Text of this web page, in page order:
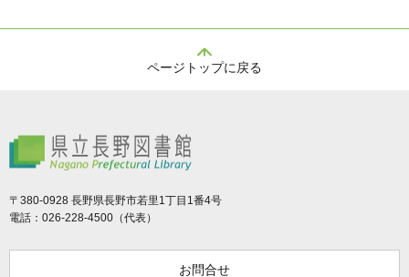
ページトップに戻る
県立長野図書館
〒380-0928 長野県長野市若里1丁目1番4号
電話：026-228-4500（代表）
お問合せ